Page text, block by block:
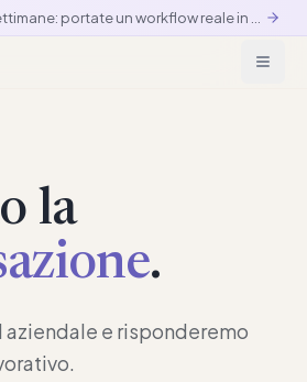
la
.
aziendale e risponderemo